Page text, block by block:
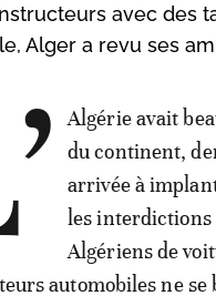
avec des
Alger a revu ses
Algérie avait
du continent,
arrivée à
les interdictions
Algériens de
automobiles ne